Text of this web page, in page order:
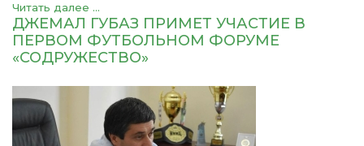
Читать далее ...
ДЖЕМАЛ ГУБАЗ ПРИМЕТ УЧАСТИЕ В
ПЕРВОМ ФУТБОЛЬНОМ ФОРУМЕ
«СОДРУЖЕСТВО»